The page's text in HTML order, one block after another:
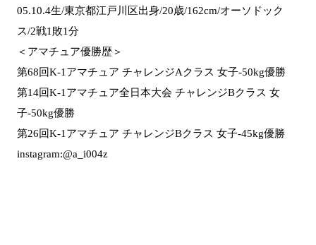
05.10.4生/東京都江戸川区出身/20歳/162cm/オーソドック
ス/2戦1敗1分
＜アマチュア優勝歴＞
第68回K-1アマチュア チャレンジAクラス 女子-50kg優勝
第14回K-1アマチュア全日本大会 チャレンジBクラス 女
子-50kg優勝
第26回K-1アマチュア チャレンジBクラス 女子-45kg優勝
instagram:@a_i004z